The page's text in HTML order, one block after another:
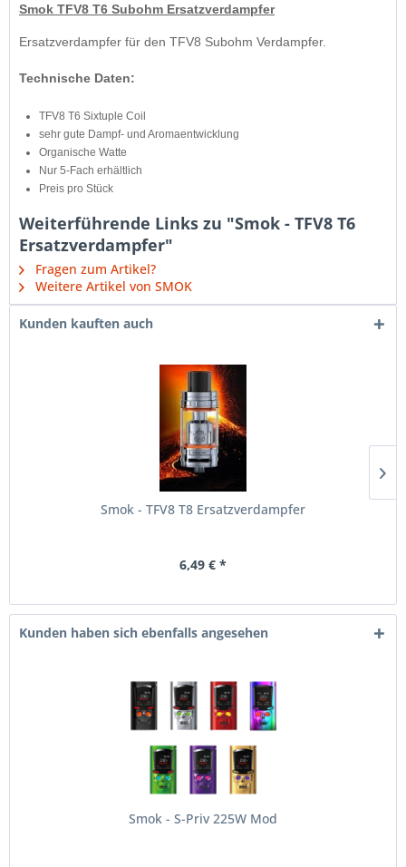
Smok TFV8 T6 Subohm Ersatzverdampfer
Ersatzverdampfer für den TFV8 Subohm Verdampfer.
Technische Daten:
​TFV8 T6 Sixtuple Coil
sehr gute Dampf- und Aromaentwicklung
Organische Watte
Nur 5-Fach erhältlich
Preis pro Stück
Weiterführende Links zu "Smok - TFV8 T6
Ersatzverdampfer"
Fragen zum Artikel?
Weitere Artikel von SMOK
Kunden kauften auch
Smok - TFV8 T8 Ersatzverdampfer
6,49 € *
Kunden haben sich ebenfalls angesehen
Smok - S-Priv 225W Mod